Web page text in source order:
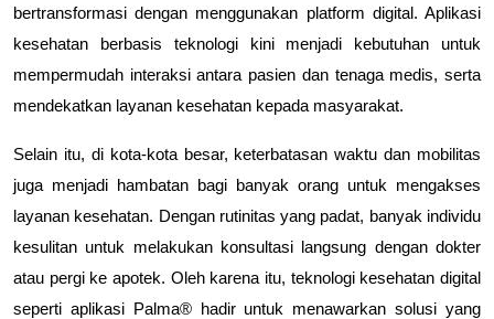
bertransformasi dengan menggunakan platform digital. Aplikasi
kesehatan berbasis teknologi kini menjadi kebutuhan untuk
mempermudah interaksi antara pasien dan tenaga medis, serta
mendekatkan layanan kesehatan kepada masyarakat.
Selain itu, di kota-kota besar, keterbatasan waktu dan mobilitas
juga menjadi hambatan bagi banyak orang untuk mengakses
layanan kesehatan. Dengan rutinitas yang padat, banyak individu
kesulitan untuk melakukan konsultasi langsung dengan dokter
atau pergi ke apotek. Oleh karena itu, teknologi kesehatan digital
seperti aplikasi Palma® hadir untuk menawarkan solusi yang